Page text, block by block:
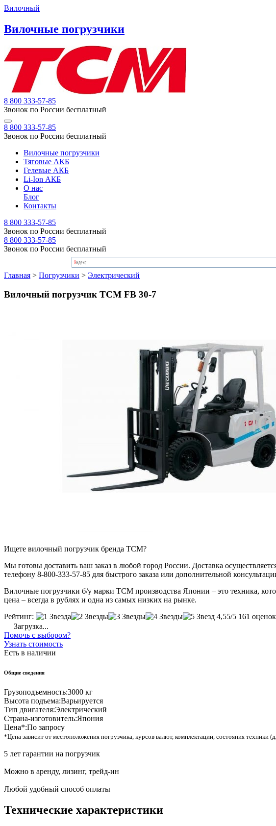
Вилочный
Вилочные погрузчики
8 800 333-57-85
Звонок по России бесплатный
8 800 333-57-85
Звонок по России бесплатный
Вилочные погрузчики
Тяговые АКБ
Гелевые АКБ
Li-Ion АКБ
О нас
Блог
Контакты
8 800 333-57-85
Звонок по России бесплатный
8 800 333-57-85
Звонок по России бесплатный
Главная > Погрузчики > Электрический
Вилочный погрузчик TCM FB 30-7
Ищете вилочный погрузчик бренда TCM?
Мы готовы доставить ваш заказ в любой город России. Доставка
телефону 8-800-333-57-85 для быстрого заказа или дополнительной
Вилочные погрузчики б/у марки TCM производства Японии – это техника,
цена – всегда в рублях и одна из самых низких на рынке.
Рейтинг:
4,55/5 161 оценок
Загрузка...
Помочь с выбором?
Узнать стоимость
Есть в наличии
Общие сведения
Грузоподъемность:3000 кг
Высота подъема:Варьируется
Тип двигателя:Электрический
Страна-изготовитель:Япония
Цена*:По запросу
*Цена зависит от местоположения погрузчика, курсов валют, комплектации, состояния техники
5 лет гарантии на погрузчик
Можно в аренду, лизинг, трейд-ин
Любой удобный способ оплаты
Технические характеристики